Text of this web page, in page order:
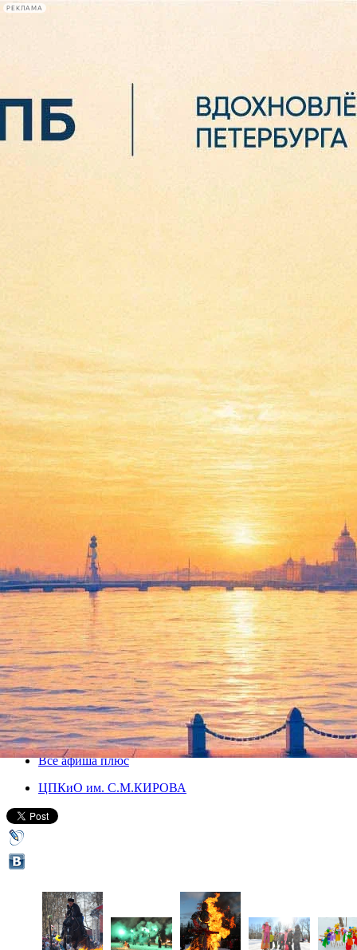
РЕКЛАМА
Сегодня:
2026.08.06
05:35
Масленица пошумит на
Елагином острове
24 февраля 2014, понедельник-02 марта 2014, воскресенье
Версия для печати
Все афиша плюс
ЦПКиО им. С.М.КИРОВА